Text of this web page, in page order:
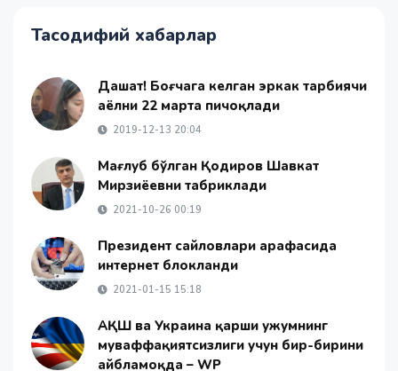
Тасодифий хабарлар
Даҳшат! Боғчага келган эркак тарбиячи
аёлни 22 марта пичоқлади
2019-12-13 20:04
Мағлуб бўлган Қодиров Шавкат
Мирзиёевни табриклади
2021-10-26 00:19
Президент сайловлари арафасида
интернет блокланди
2021-01-15 15:18
АҚШ ва Украина қарши ҳужумнинг
муваффақиятсизлиги учун бир-бирини
айбламоқда – WP